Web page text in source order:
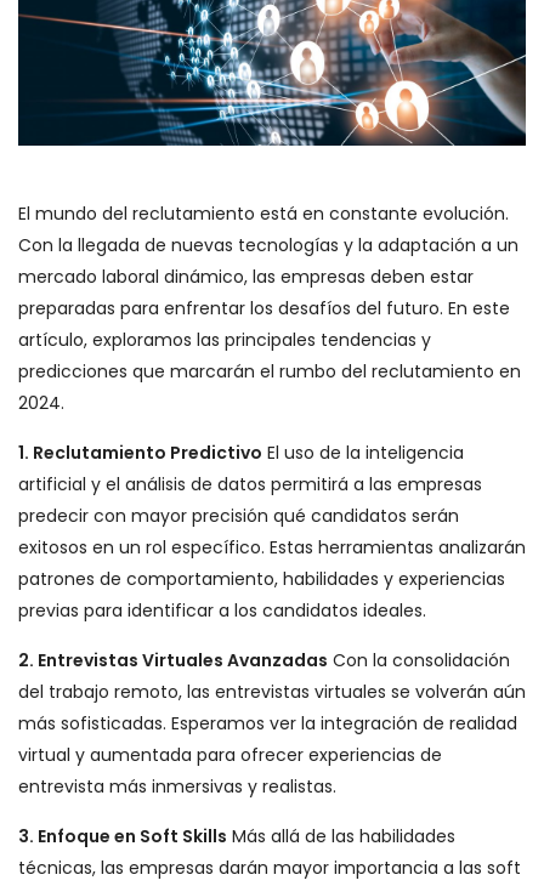
El mundo del reclutamiento está en constante evolución.
Con la llegada de nuevas tecnologías y la adaptación a un
mercado laboral dinámico, las empresas deben estar
preparadas para enfrentar los desafíos del futuro. En este
artículo, exploramos las principales tendencias y
predicciones que marcarán el rumbo del reclutamiento en
2024.
1. Reclutamiento Predictivo El uso de la inteligencia
artificial y el análisis de datos permitirá a las empresas
predecir con mayor precisión qué candidatos serán
exitosos en un rol específico. Estas herramientas analizarán
patrones de comportamiento, habilidades y experiencias
previas para identificar a los candidatos ideales.
2. Entrevistas Virtuales Avanzadas Con la consolidación
del trabajo remoto, las entrevistas virtuales se volverán aún
más sofisticadas. Esperamos ver la integración de realidad
virtual y aumentada para ofrecer experiencias de
entrevista más inmersivas y realistas.
3. Enfoque en Soft Skills Más allá de las habilidades
técnicas, las empresas darán mayor importancia a las soft